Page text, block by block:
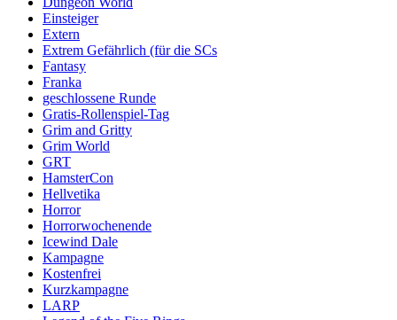
Einsteiger
Extern
Extrem Gefährlich (für die SCs
Fantasy
Franka
geschlossene Runde
Gratis-Rollenspiel-Tag
Grim and Gritty
Grim World
GRT
HamsterCon
Hellvetika
Horror
Horrorwochenende
Icewind Dale
Kampagne
Kostenfrei
Kurzkampagne
LARP